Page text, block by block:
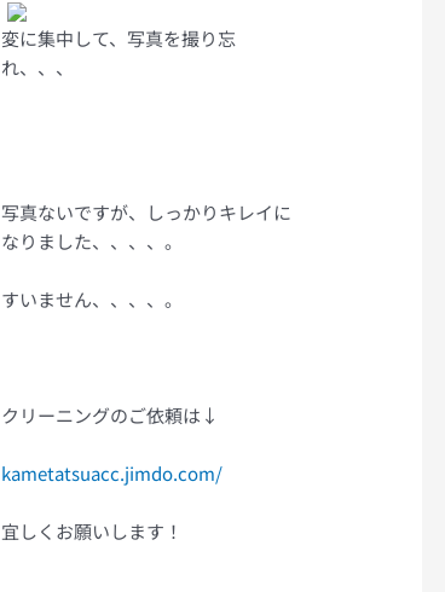
変に集中して、写真を撮り忘
れ、、、
写真ないですが、しっかりキレイに
なりました、、、、。
すいません、、、、。
クリーニングのご依頼は↓
kametatsuacc.jimdo.com/
宜しくお願いします！